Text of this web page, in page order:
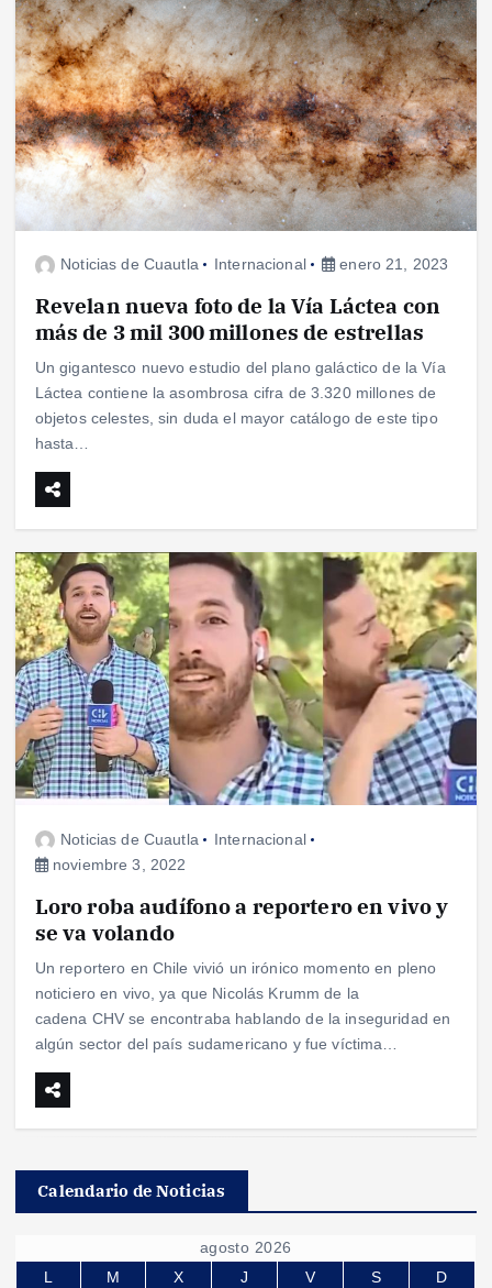
Noticias de Cuautla Internacional enero 21, 2023
Revelan nueva foto de la Vía Láctea con
más de 3 mil 300 millones de estrellas
Un gigantesco nuevo estudio del plano galáctico de la Vía
Láctea contiene la asombrosa cifra de 3.320 millones de
objetos celestes, sin duda el mayor catálogo de este tipo
hasta…
Noticias de Cuautla
Internacional
noviembre 3, 2022
Loro roba audífono a reportero en vivo y
se va volando
Un reportero en Chile vivió un irónico momento en pleno
noticiero en vivo, ya que Nicolás Krumm de la
cadena CHV se encontraba hablando de la inseguridad en
algún sector del país sudamericano y fue víctima…
Calendario de Noticias
agosto 2026
L
M X J V S
D